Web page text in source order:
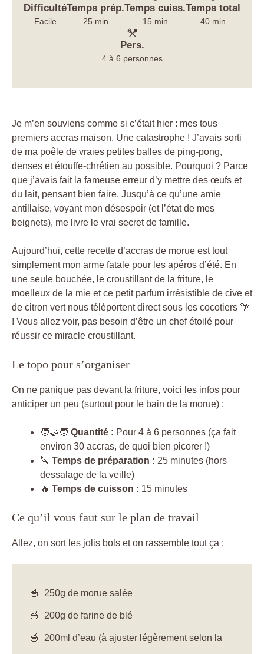
Difficulté
Facile
Temps prép.
25 min
Temps cuiss.
15 min
Temps total
40 min
Pers.
4 à 6 personnes
Je m’en souviens comme si c’était hier : mes tous
premiers accras maison. Une catastrophe ! J’avais sorti
de ma poêle de vraies petites balles de ping-pong,
denses et étouffe-chrétien au possible. Pourquoi ? Parce
que j’avais fait la fameuse erreur d’y mettre des œufs et
du lait, pensant bien faire. Jusqu’à ce qu’une amie
antillaise, voyant mon désespoir (et l’état de mes
beignets), me livre le vrai secret de famille.
Aujourd’hui, cette recette d’accras de morue est tout
simplement mon arme fatale pour les apéros d’été. En
une seule bouchée, le croustillant de la friture, le
moelleux de la mie et ce petit parfum irrésistible de cive et
de citron vert nous téléportent direct sous les cocotiers 🌴
! Vous allez voir, pas besoin d’être un chef étoilé pour
réussir ce miracle croustillant.
Le topo pour s’organiser
On ne panique pas devant la friture, voici les infos pour
anticiper un peu (surtout pour le bain de la morue) :
🧑‍🤝‍🧑 Quantité : Pour 4 à 6 personnes (ça fait
environ 30 accras, de quoi bien picorer !)
🔪 Temps de préparation : 25 minutes (hors
dessalage de la veille)
🔥 Temps de cuisson : 15 minutes
Ce qu’il vous faut sur le plan de travail
Allez, on sort les jolis bols et on rassemble tout ça :
250g de morue salée
200g de farine de blé
200ml d’eau (à ajuster légèrement selon la